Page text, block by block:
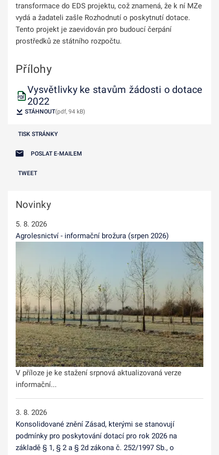
transformace do EDS projektu, což znamená, že k ní MZe
vydá a žadateli zašle Rozhodnutí o poskytnutí dotace.
Tento projekt je zaevidován pro budoucí čerpání
prostředků ze státního rozpočtu.
Přílohy
Vysvětlivky ke stavům žádosti o dotace
2022
STÁHNOUT(pdf, 94 kB)
TISK STRÁNKY
POSLAT E-MAILEM
TWEET
Novinky
5. 8. 2026
Agrolesnictví - informační brožura (srpen 2026)
V příloze je ke stažení srpnová aktualizovaná verze
informační...
3. 8. 2026
Konsolidované znění Zásad, kterými se stanovují
podmínky pro poskytování dotací pro rok 2026 na
základě § 1, § 2 a § 2d zákona č. 252/1997 Sb., o